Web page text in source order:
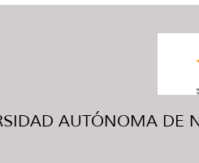
AUTÓNOMA DE